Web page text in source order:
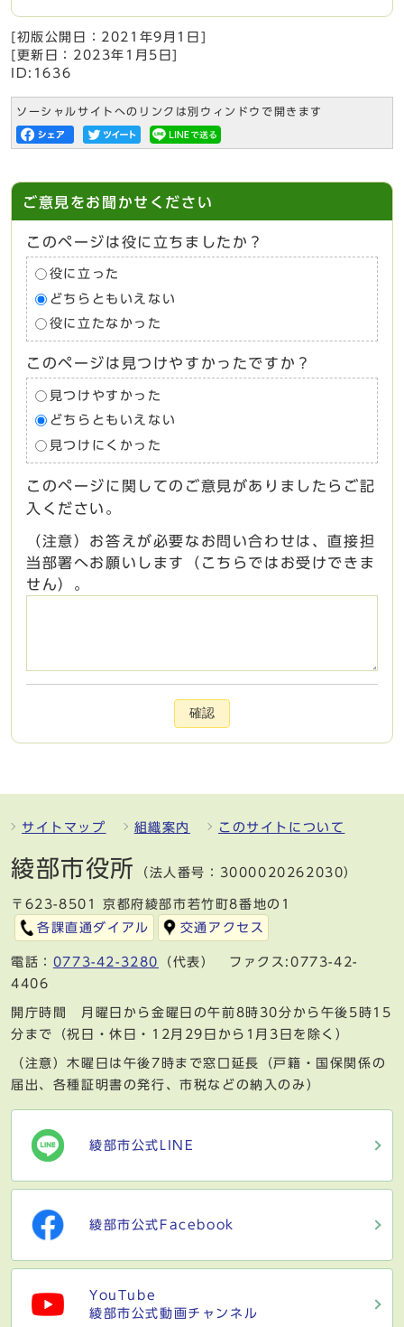
[初版公開日： 2021年9月1日
[更新日： 2023年1月5日
ID:1636
ソーシャルサイトへのリンクは別ウィンドウで開きます
ご意見をお聞かせください
このページは役に立ちましたか？
役に立った
どちらともいえない
役に立たなかった
このページは見つけやすかったですか？
見つけやすかった
どちらともいえない
見つけにくかった
このページに関してのご意見がありましたらご記
入ください。
（注意）お答えが必要なお問い合わせは、直接担
当部署へお願いします（こちらではお受けできま
せん）。
確認
サイトマップ 組織案内 このサイトについて
綾部市役所 （法人番号：3000020262030）
〒623-8501 京都府綾部市若竹町8番地の1
各課直通ダイアル
交通アクセス
電話： 0773-42-3280
（代表） ファクス:0773-42-
4406
開庁時間 月曜日から金曜日の午前8時30分から午後5時15
分まで（祝日・休日・12月29日から1月3日を除く）
（注意）木曜日は午後7時まで窓口延長（戸籍・国保関係の
届出、各種証明書の発行、市税などの納入のみ）
綾部市公式LINE
綾部市公式Facebook
YouTube
綾部市公式動画チャンネル